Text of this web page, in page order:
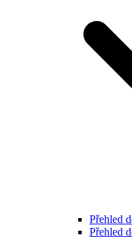
Přehled
Přehled